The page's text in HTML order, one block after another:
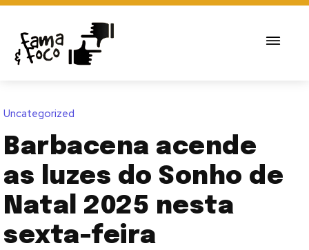
Uncategorized
Barbacena acende
as luzes do Sonho de
Natal 2025 nesta
sexta-feira